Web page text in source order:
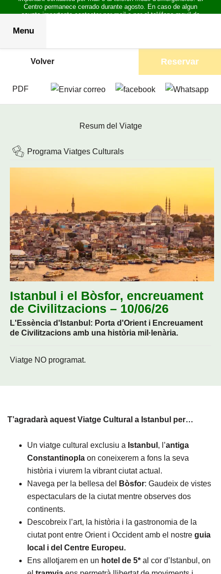
Centro permanece cerrado durante agosto. En caso de algun
asunto importante contactar por mail o por el teléfono movil de
Menu
Volver Reservar
PDF
Resum del Viatge
Programa Viatges Culturals
Istanbul i el Bòsfor, encreuament
de Civilitzacions – 10/06/26
L'Essència d'Istanbul: Porta d'Orient i Encreuament
de Civilitzacions amb una història mil·lenària.
Viatge NO programat.
T’agradarà aquest Viatge Cultural a Istanbul per…
Un viatge cultural exclusiu a Istanbul , l’antiga
Constantinopla on coneixerem a fons la seva
història i viurem la vibrant ciutat actual.
Navega per la bellesa del
Bòsfor: Gaudeix de vistes
espectaculars de la ciutat mentre observes dos
continents.
Descobreix l’art, la història i la gastronomia de la
ciutat pont entre Orient i Occident amb el nostre guia
local i del Centre Europeu.
Ens allotjarem en un hotel de 5* al cor d’Istanbul, on